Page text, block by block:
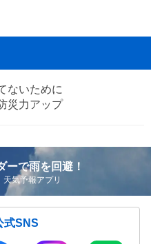
ないために
災力アップ
ーで雨を回避！
気予報アプリ
式SNS